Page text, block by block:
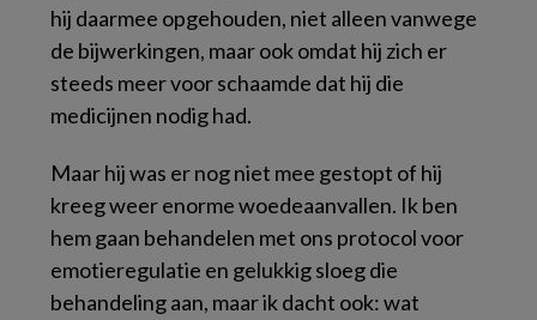
hij daarmee opgehouden, niet alleen vanwege
de bijwerkingen, maar ook omdat hij zich er
steeds meer voor schaamde dat hij die
medicijnen nodig had.
Maar hij was er nog niet mee gestopt of hij
kreeg weer enorme woedeaanvallen. Ik ben
hem gaan behandelen met ons protocol voor
emotieregulatie en gelukkig sloeg die
behandeling aan, maar ik dacht ook: wat